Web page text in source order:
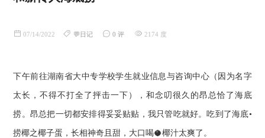
07/14/2022 💬日记 0 评 2174 度
下午前往湖南省大中专学校学生就业信息与咨询中心（因为名字
太长，不得不打全了抨击一下），和念叨很久的昂总恰了海底
捞。昂总把一切都安排得妥妥贴贴，我只管吃就好。吃到了海底•
捞椰之椰子蛋，长相神奇且甜，大口喝🥥椰汁太爽了。